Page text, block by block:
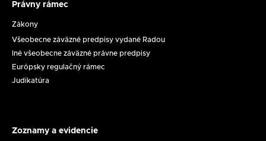
rámec
Právny rámec
Zákony
Všeobecne záväzné predpisy vydané Radou
Iné všeobecne záväzné právne predpisy
Európsky regulačný rámec
Judikatúra
Zoznamy a evidencie